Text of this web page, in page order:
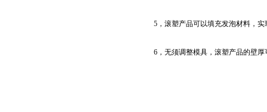
5，滚塑产品可以填充发泡材料，
6，无须调整模具，滚塑产品的壁